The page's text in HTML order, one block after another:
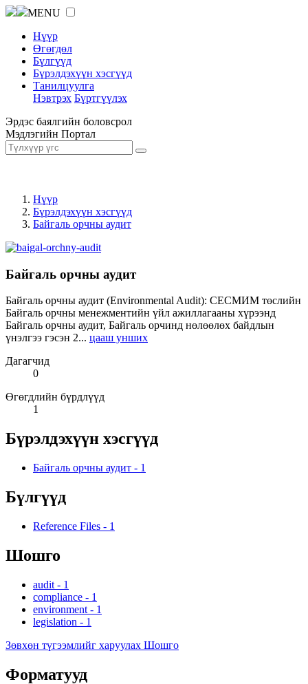
MENU
Нүүр
Өгөгдөл
Бүлгүүд
Бүрэлдэхүүн хэсгүүд
Танилцуулга
Нэвтрэх Бүртгүүлэх
Эрдэс баялгийн боловсрол
Мэдлэгийн Портал
Нүүр
Бүрэлдэхүүн хэсгүүд
Байгаль орчны аудит
Байгаль орчны аудит
Байгаль орчны аудит (Environmental Audit): СЕСМИМ төслийн
Байгаль орчны менежментийн үйл ажиллагааны хүрээнд
Байгаль орчны аудит, Байгаль орчинд нөлөөлөх байдлын
үнэлгээ гэсэн 2... цааш унших
Дагагчид
0
Өгөгдлийн бүрдлүүд
1
Бүрэлдэхүүн хэсгүүд
Байгаль орчны аудит - 1
Бүлгүүд
Reference Files - 1
Шошго
audit - 1
compliance - 1
environment - 1
legislation - 1
Зөвхөн түгээмлийг харуулах Шошго
Форматууд